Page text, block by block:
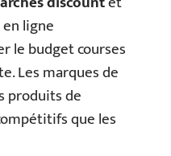
ligne
le budget courses
Les marques de
produits de
que les